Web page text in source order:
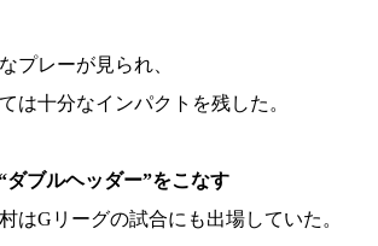
プレーが見られ、
は十分なインパクトを残した。
ダブルヘッダー”をこなす
はGリーグの試合にも出場していた。